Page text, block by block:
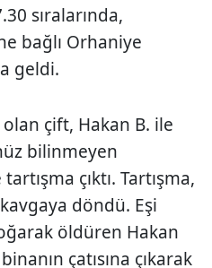
sıralarında,
bağlı Orhaniye
geldi.
çift, Hakan B. ile
bilinmeyen
çıktı. Tartışma,
döndü. Eşi
öldüren Hakan
çatısına çıkarak